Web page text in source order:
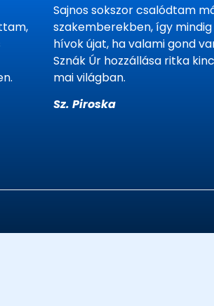
Sajnos sokszor csalódtam
szakemberekben, így
hívok újat, ha valami gond
Sznák Úr hozzállása ritka
mai világban.
Sz. Piroska